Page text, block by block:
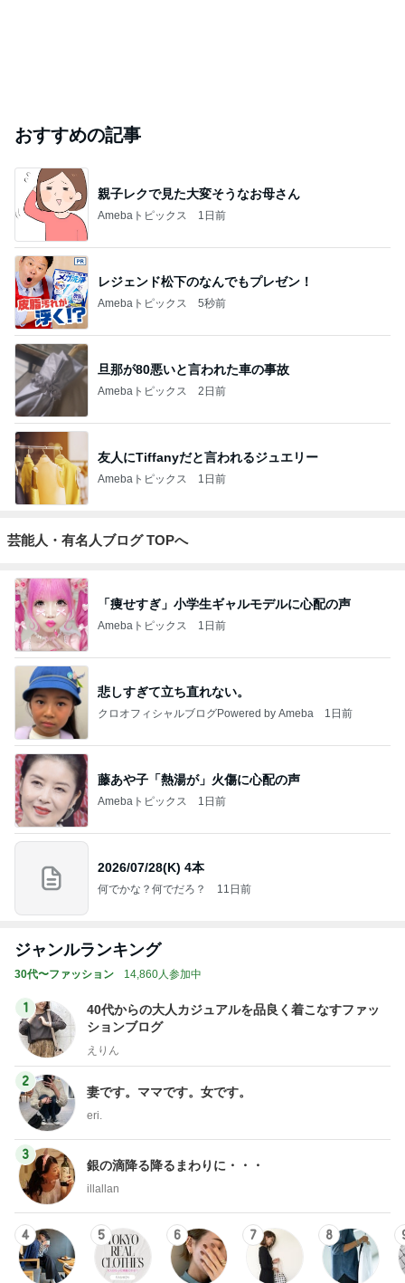
おすすめの記事
親子レクで見た大変そうなお母さん
Amebaトピックス 1日前
レジェンド松下のなんでもプレゼン！
Amebaトピックス 5秒前
旦那が80悪いと言われた車の事故
Amebaトピックス 2日前
友人にTiffanyだと言われるジュエリー
Amebaトピックス 1日前
芸能人・有名人ブログ TOPへ
「痩せすぎ」小学生ギャルモデルに心配の声
Amebaトピックス 1日前
悲しすぎて立ち直れない。
クロオフィシャルブログPowered by Ameba 1日前
藤あや子「熱湯が」火傷に心配の声
Amebaトピックス 1日前
2026/07/28(K) 4本
何でかな？何でだろ？ 11日前
ジャンルランキング
30代〜ファッション 14,860人参加中
1
40代からの大人カジュアルを品良く着こなすファッ
ションブログ
えりん
2
妻です。ママです。女です。
eri.
3
銀の滴降る降るまわりに・・・
illallan
4 5 6 7 8